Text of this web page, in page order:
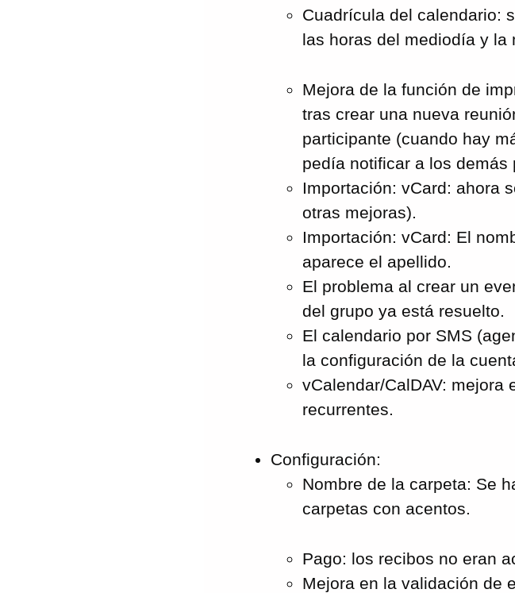
Cuadrícula del calendario:
las horas del mediodía y la
Mejora de la función de
tras crear una nueva
participante (cuando hay
pedía notificar a los demás
Importación: vCard: ahora
otras mejoras).
Importación: vCard: El
aparece el apellido.
El problema al crear un
del grupo ya está resuelto.
El calendario por SMS
la configuración de la
vCalendar/CalDAV: mejora
recurrentes.
Configuración:
Nombre de la carpeta: Se
carpetas con acentos.
Pago: los recibos no eran
Mejora en la validación de